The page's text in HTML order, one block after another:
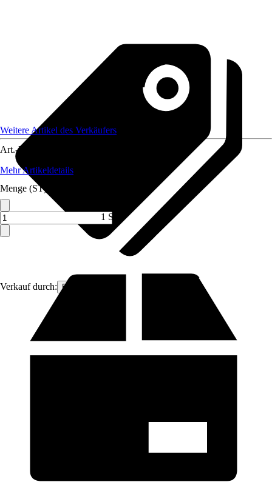
Verkauf durch: Boni-Shop
Weitere Artikel des Verkäufers
Art.-Nr.
Mehr Artikeldetails
Menge (ST)
1 ST